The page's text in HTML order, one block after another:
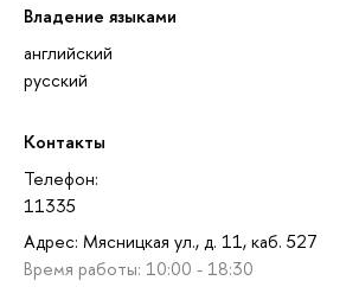
Владение языками
английский
русский
Контакты
Телефон:
11335
Адрес: Мясницкая ул., д. 11, каб. 527
Время работы: 10:00 - 18:30